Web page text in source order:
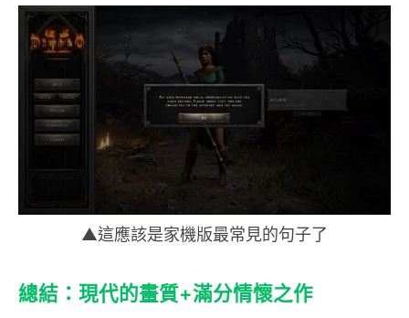
▲這應該是家機版最常見的句子了
總結：現代的畫質+滿分情懷之作